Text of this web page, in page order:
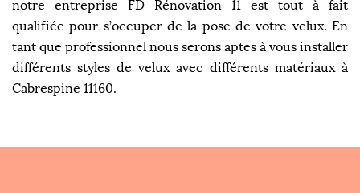
notre entreprise FD Rénovation 11 est tout à fait
qualifiée pour s’occuper de la pose de votre velux. En
tant que professionnel nous serons aptes à vous installer
différents styles de velux avec différents matériaux à
Cabrespine 11160.